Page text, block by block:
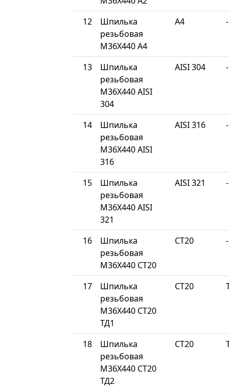
12
Шпилька
резьбовая
М36Х440 A4
A4 -
13
Шпилька
резьбовая
М36Х440 AISI
304
AISI 304 -
14
Шпилька
резьбовая
М36Х440 AISI
316
AISI 316 -
15
Шпилька
резьбовая
М36Х440 AISI
321
AISI 321 -
16
Шпилька
резьбовая
М36Х440 СТ20
СТ20 -
17
Шпилька
резьбовая
М36Х440 СТ20
ТД1
СТ20
18
Шпилька
резьбовая
М36Х440 СТ20
ТД2
СТ20